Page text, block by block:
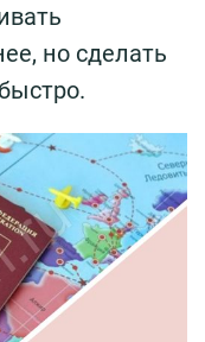
но сделать